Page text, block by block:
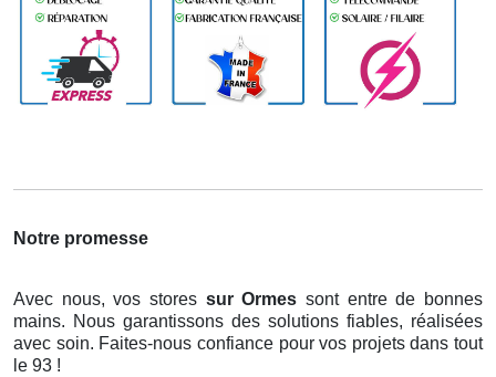
Notre promesse
Avec nous, vos stores sur Ormessont entre de bonnes
mains. Nous garantissons des solutions fiables, réalisées
avec soin. Faites-nous confiance pour vos projets dans tout
le 93 !